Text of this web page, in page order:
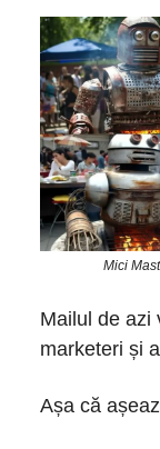
Mici
Mailul de azi
marketeri și
Așa că